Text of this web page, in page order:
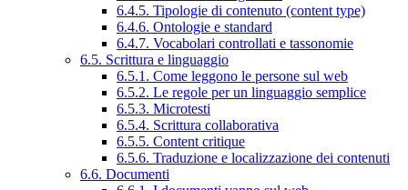
6.4.5. Tipologie di contenuto (content type)
6.4.6. Ontologie e standard
6.4.7. Vocabolari controllati e tassonomie
6.5. Scrittura e linguaggio
6.5.1. Come leggono le persone sul web
6.5.2. Le regole per un linguaggio semplice
6.5.3. Microtesti
6.5.4. Scrittura collaborativa
6.5.5. Content critique
6.5.6. Traduzione e localizzazione dei contenuti
6.6. Documenti